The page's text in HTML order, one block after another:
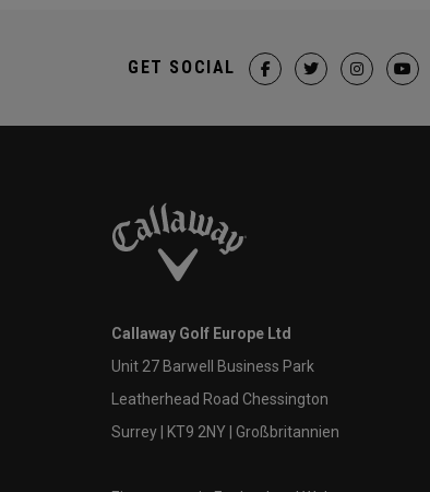
GET SOCIAL
Callaway Golf Europe Ltd
Unit 27 Barwell Business Park
Leatherhead Road Chessington
Surrey | KT9 2NY | Großbritannien